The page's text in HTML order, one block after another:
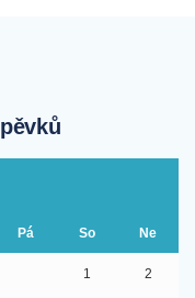
Pá So Ne
1 2